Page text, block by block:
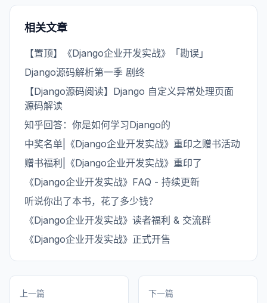
相关文章
【置顶】《Django企业开发实战》「勘误」
Django源码解析第一季 剧终
【Django源码阅读】Django 自定义异常处理页面
源码解读
知乎回答：你是如何学习Django的
中奖名单|《Django企业开发实战》重印之赠书活动
赠书福利|《Django企业开发实战》重印了
《Django企业开发实战》FAQ - 持续更新
听说你出了本书，花了多少钱？
《Django企业开发实战》读者福利 & 交流群
《Django企业开发实战》正式开售
上一篇 下一篇